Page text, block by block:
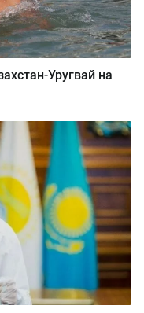
Уругвай на